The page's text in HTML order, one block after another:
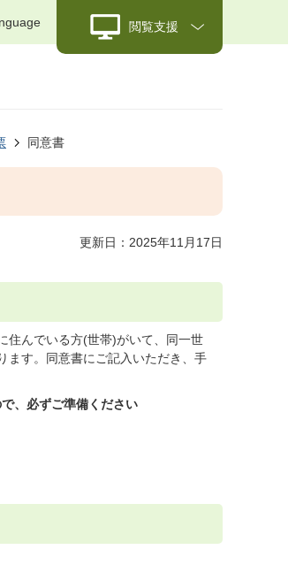
閲覧支援
同意書
更新日：2025年11月17日
住んでいる方(世帯)がいて、同一世
ます。同意書にご記入いただき、手
、必ずご準備ください